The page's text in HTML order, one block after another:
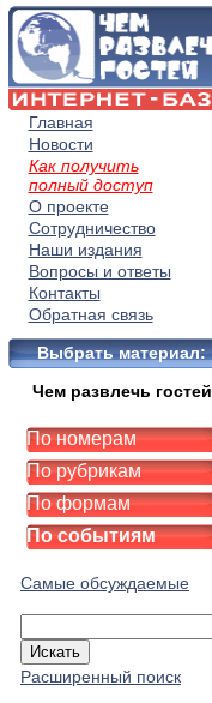
Главная
Новости
Как получить
полный доступ
О проекте
Сотрудничество
Наши издания
Вопросы и ответы
Контакты
Обратная связь
Выбрать материал:
Чем развлечь гостей
По номерам
По рубрикам
По формам
По событиям
Самые обсуждаемые
Расширенный поиск